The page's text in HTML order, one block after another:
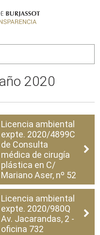
2020
Licencia ambiental
expte. 2020/4899C
de Consulta
médica de cirugía
plástica en C/
Mariano Aser, nº 52
Licencia ambiental
expte. 2020/980Q
Av. Jacarandas, 2 -
oficina 732